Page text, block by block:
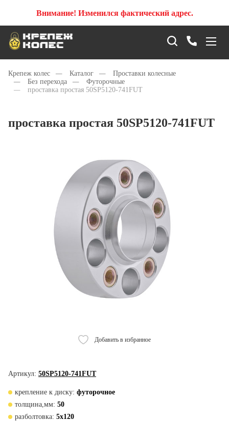
Внимание! Изменился фактический адрес.
Крепеж колес — Каталог —
Проставки колесные
—
Без перехода —
Футорочные
—
проставка простая 50SP5120-741FUT
проставка простая 50SP5120-741FUT
Добавить в избранное
Артикул: 50SP5120-741FUT
крепление к диску: футорочное
толщина,мм: 50
разболтовка: 5x120